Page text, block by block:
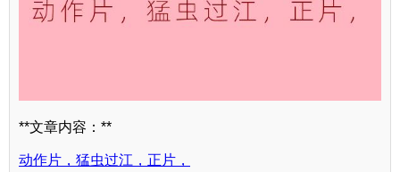
**文章内容：**
动作片，猛虫过江，正片，